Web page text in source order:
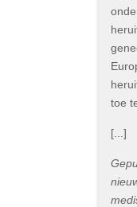
toe
[...]